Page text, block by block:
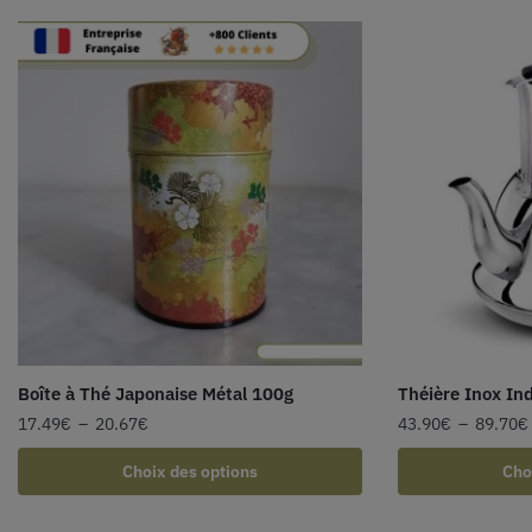
Boîte à Thé Japonaise Métal 100g
17.49€ – 20.67€
Choix des options
Théière Inox
43.90€ – 89.70€